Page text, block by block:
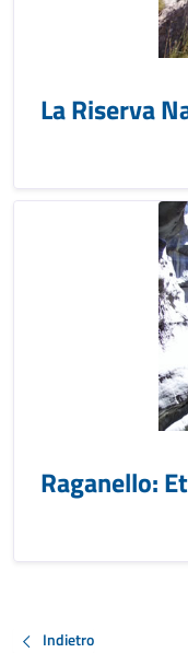
La Riserva
Raganello:
Indietro